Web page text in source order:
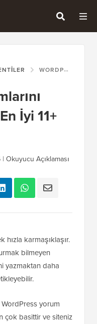
WORDPRESS YORUMLARINI İYILEŞTIRMEK İÇIN EN İYI 11+ EKLENTI (2026)
İyi 11+
| Okuyucu Açıklaması
hızla karmaşıklaşır.
bilmeyen
yazmaktan daha
yorum
çok basittir ve siteniz